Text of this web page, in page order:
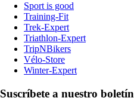
Sport is good
Training-Fit
Trek-Expert
Triathlon-Expert
TripNBikers
Vélo-Store
Winter-Expert
Suscríbete a nuestro boletín